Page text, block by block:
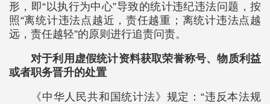
形，即“以执行为中心”导致的统计违纪违法问题，按
照“离统计违法点越近，责任越重；离统计违法点越
远，责任越轻”的原则进行追责问责。
对于利用虚假统计资料获取荣誉称号、物质利益
或者职务晋升的处置
《中华人民共和国统计法》规定：“违反本法规